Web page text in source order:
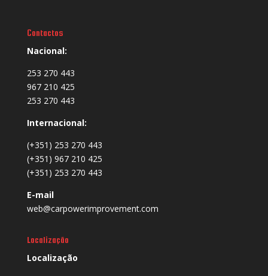
Contactos
Nacional:
253 270 443
967 210 425
253 270 443
Internacional:
(+351) 253 270 443
(+351) 967 210 425
(+351) 253 270 443
E-mail
web@carpowerimprovement.com
Localização
Localização